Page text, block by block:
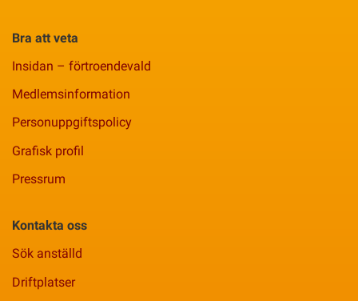
Bra att veta
Insidan – förtroendevald
Medlemsinformation
Personuppgiftspolicy
Grafisk profil
Pressrum
Kontakta oss
Sök anställd
Driftplatser